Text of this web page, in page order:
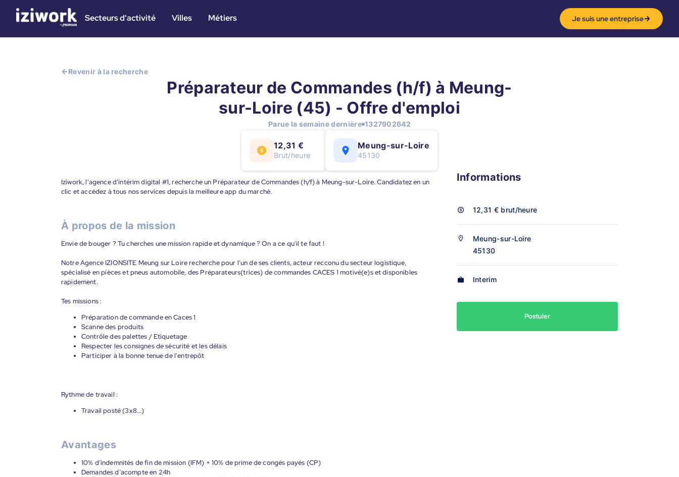
Secteurs d'activité Villes Métiers Je suis une entreprise
Revenir à la recherche
Préparateur de Commandes (h/f) à Meung-
sur-Loire (45) - Offre d'emploi
Parue la semaine dernière 1327902642
12,31 €
Brut/heure
Meung-sur-Loire
45130
Iziwork, l'agence d’intérim digital #1, recherche un Préparateur de Commandes (h/f) à Meung-sur-Loire. Candidatez en un
clic et accédez à tous nos services depuis la meilleure app du marché.
À propos de la mission
Envie de bouger ? Tu cherches une mission rapide et dynamique ? On a ce qu'il te faut !
Notre Agence IZIONSITE Meung sur Loire recherche pour l'un de ses clients, acteur recconu du secteur logistique,
spécialisé en pièces et pneus automobile, des Préparateurs(trices) de commandes CACES 1 motivé(e)s et disponibles
rapidement.
Tes missions :
Préparation de commande en Caces 1
Scanne des produits
Contrôle des palettes / Etiquetage
Respecter les consignes de sécurité et les délais
Participer à la bonne tenue de l'entrepôt
Rythme de travail :
Travail posté (3x8...)
Avantages
10% d’indemnités de fin de mission (IFM) + 10% de prime de congés payés (CP)
Demandes d’acompte en 24h
Informations
12,31 € brut/heure
Meung-sur-Loire
45130
Interim
Postuler